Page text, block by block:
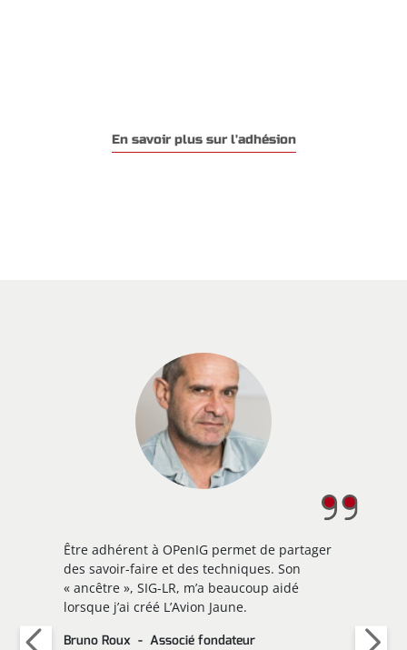
En savoir plus sur l'adhésion
Être adhérent à OPenIG permet de partager
des savoir-faire et des techniques. Son
« ancêtre », SIG-LR, m’a beaucoup aidé
lorsque j’ai créé L’Avion Jaune.
Bruno Roux
Associé fondateur